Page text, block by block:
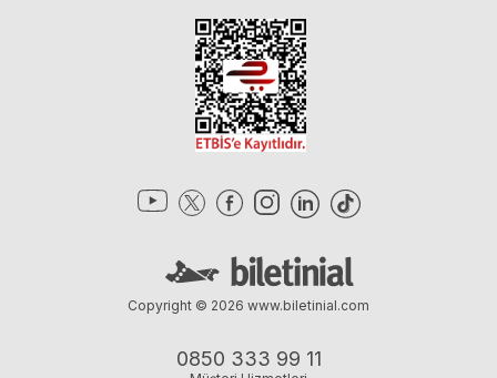
0850 333 99 11
Copyright © 2026 www.biletinial.com